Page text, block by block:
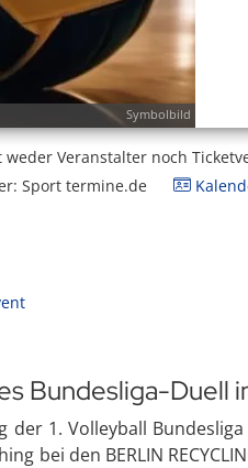
Symbolbild
Veranstalter noch
Sport termine.de
Bundesliga-Duell
der 1. Volleyball
bei den BERLIN